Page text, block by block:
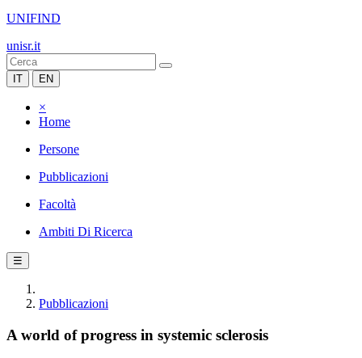
UNIFIND
unisr.it
IT EN
×
Home
Persone
Pubblicazioni
Facoltà
Ambiti Di Ricerca
☰
Pubblicazioni
A world of progress in systemic sclerosis